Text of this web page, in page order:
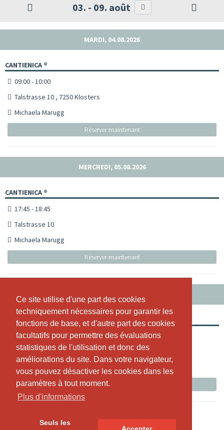
Ce site utilise d'une part des cookies
techniquement nécessaires pour garantir les
fonctions de base, et d'autre part des cookies
facultatifs pour permettre des évaluations
statistiques de l'utilisation et donc des
améliorations du site. Dans votre navigateur,
vous pouvez désactiver les cookies dans les
paramètres à tout moment.
Plus d'informations
Seuls les
Ce site utilise d'une part des cookies
techniquement nécessaires pour garantir les
fonctions de base, et d'autre part des cookies
facultatifs pour permettre des évaluations
statistiques de l'utilisation et donc des
améliorations du site. Dans votre navigateur,
vous pouvez désactiver les cookies dans les
paramètres à tout moment.
Plus d'informations
Seuls les
03. - 09. août
MARDI, 04.08.2026
CANTIENICA ®
09:00 - 10:00
Talstrasse 10 , 7250 Klosters
Michaela Marugg
Réserver maintenant
MERCREDI, 05.08.2026
CANTIENICA ®
17:45 - 18:45
Talstrasse 10
Michaela Marugg
Réserver maintenant
JEUDI, 06.08.2026
CANTIENICA ®
12:30 - 13:30
Talstrasse 10
Réserver maintenant